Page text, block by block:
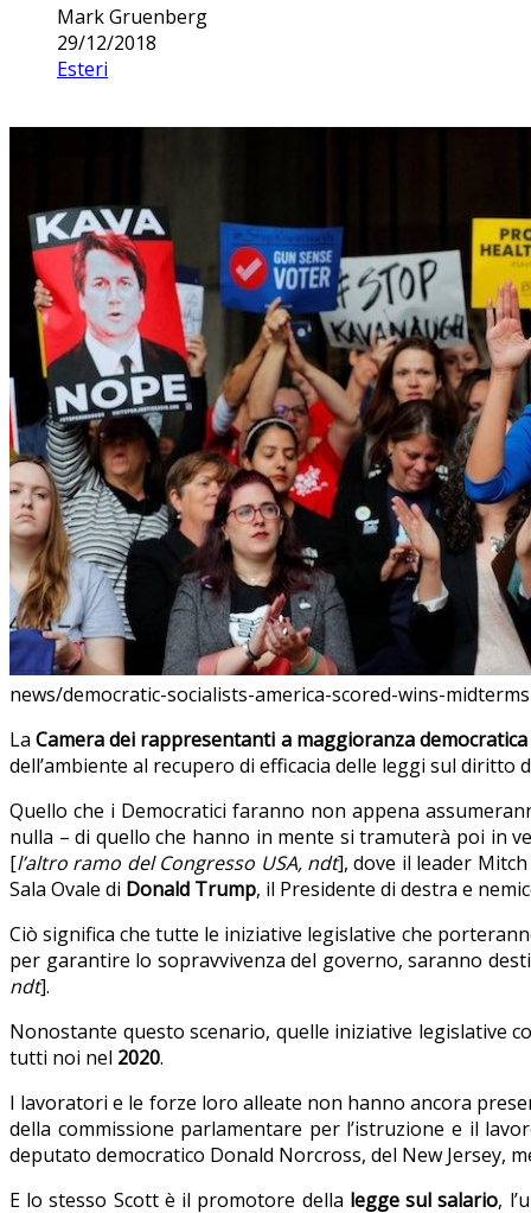
Mark Gruenberg
29/12/2018
Esteri
news/democratic-socialists-america-scored-wins-
LaCamera dei rappresentanti a maggioranza democratica
dell’ambiente al recupero di efficacia delle leggi sul
Quello che i Democratici faranno non appena
nulla – di quello che hanno in mente si tramuterà poi in
[l’altro ramo del Congresso USA, ndt], dove il leader
Sala Ovale di Donald Trump, il Presidente di destra e
Ciò significa che tutte le iniziative legislative che
per garantire lo sopravvivenza del governo, saranno
ndt].
Nonostante questo scenario, quelle iniziative legislative
tutti noi nel 2020.
I lavoratori e le forze loro alleate non hanno ancora
della commissione parlamentare per l’istruzione e il
deputato democratico Donald Norcross, del New Jersey,
E lo stesso Scott è il promotore della legge sul salario,